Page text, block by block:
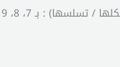
: بـ 7، 8، 9